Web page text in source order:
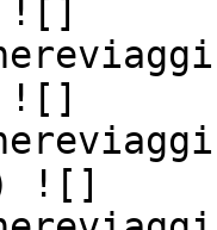
![]
![]
![]